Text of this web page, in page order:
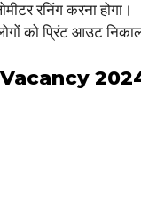
रनिंग करना होगा।
को प्रिंट आउट
2024 से